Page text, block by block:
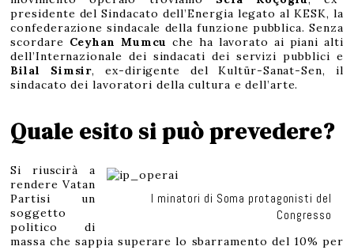
presidente del Sindacato dell’Energia legato al KESK, la
confederazione sindacale della funzione pubblica. Senza
scordare Ceyhan Mumcu che ha lavorato ai piani alti
dell’Internazionale dei sindacati dei servizi pubblici e
Bilal Simsir, ex-dirigente del Kultür-Sanat-Sen, il
sindacato dei lavoratori della cultura e dell’arte.
Quale esito si può prevedere?
I minatori di Soma protagonisti del
Congresso
Si riuscirà a
rendere Vatan
Partisi un
soggetto
politico di
massa che sappia superare lo sbarramento del 10% per